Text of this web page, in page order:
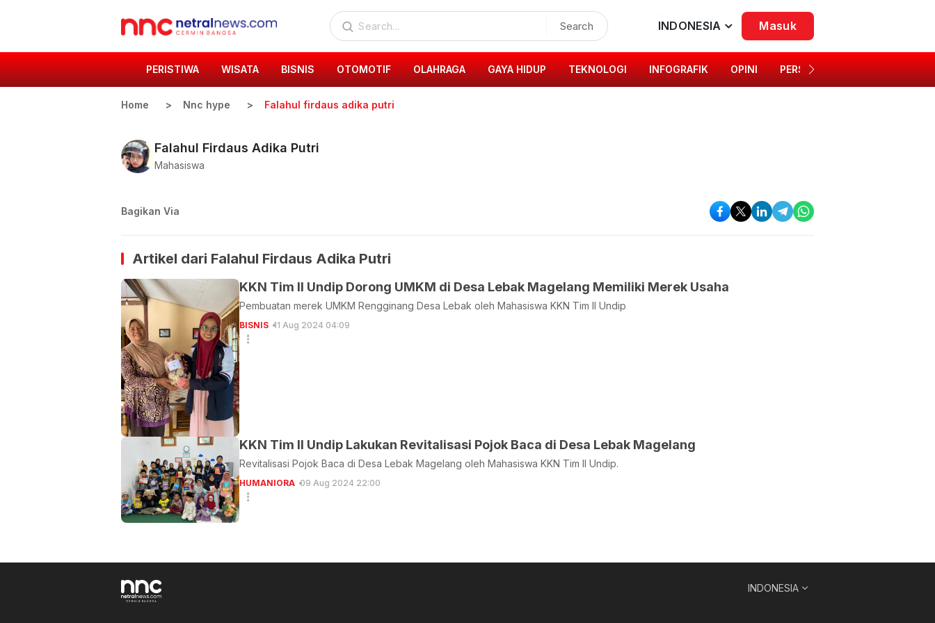
Search INDONESIA Masuk
PERISTIWA WISATA BISNIS OTOMOTIF OLAHRAGA GAYA HIDUP TEKNOLOGI INFOGRAFIK OPINI PERSONA
Home Nnc hype Falahul firdaus adika putri
Falahul Firdaus Adika Putri
Mahasiswa
Bagikan Via
Artikel dari Falahul Firdaus Adika Putri
KKN Tim II Undip Dorong UMKM di Desa Lebak Magelang Memiliki Merek Usaha
Pembuatan merek UMKM Rengginang Desa Lebak oleh Mahasiswa KKN Tim II Undip
BISNIS 11 Aug 2024 04:09
KKN Tim II Undip Lakukan Revitalisasi Pojok Baca di Desa Lebak Magelang
Revitalisasi Pojok Baca di Desa Lebak Magelang oleh Mahasiswa KKN Tim II Undip.
HUMANIORA 09 Aug 2024 22:00
INDONESIA